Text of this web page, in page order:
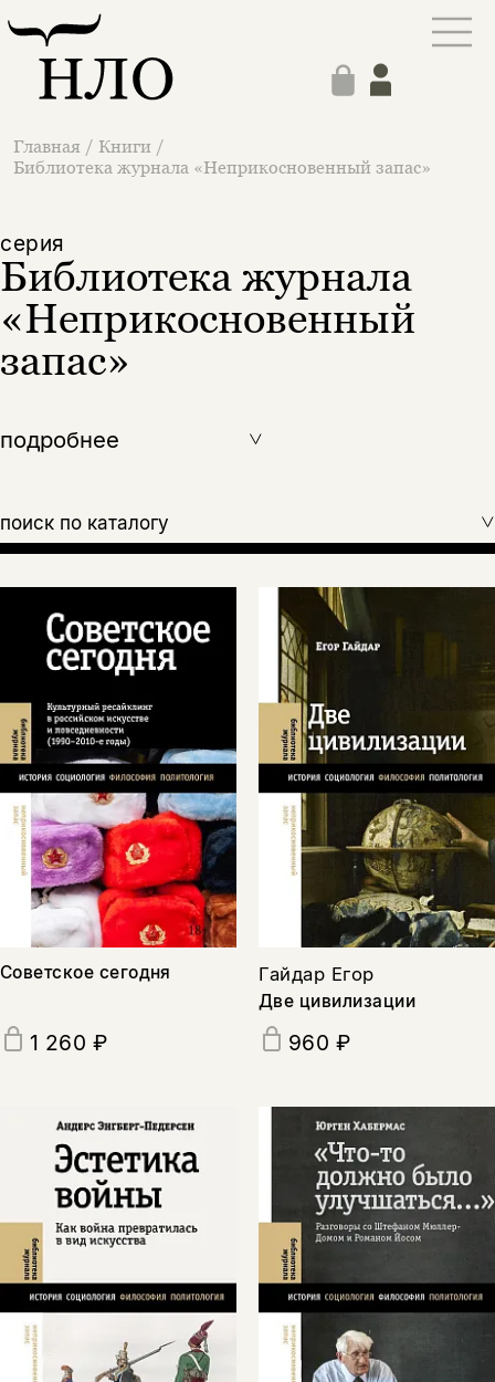
Главная / Книги /
Библиотека журнала «Неприкосновенный запас»
поиск по каталогу
cерия
Библиотека журнала
«Неприкосновенный
запас»
подробнее
Советское сегодня
1 260 ₽
Гайдар Егор
Две цивилизации
960 ₽